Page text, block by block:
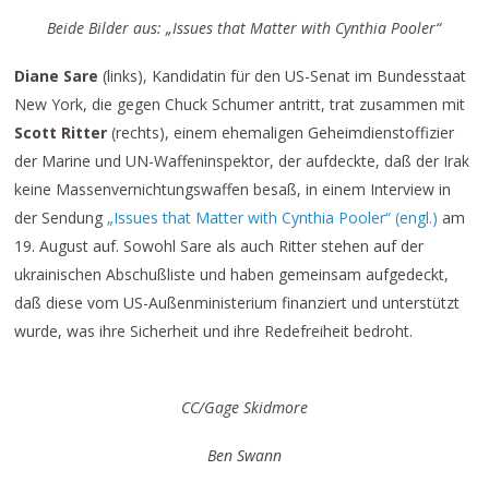
Beide Bilder aus: „Issues that Matter with Cynthia Pooler“
Diane Sare(links), Kandidatin für den US-Senat im Bundesstaat
New York, die gegen Chuck Schumer antritt, trat zusammen mit
Scott Ritter(rechts), einem ehemaligen Geheimdienstoffizier
der Marine und UN-Waffeninspektor, der aufdeckte, daß der Irak
keine Massenvernichtungswaffen besaß, in einem Interview in
der Sendung „Issues that Matter with Cynthia Pooler“ (engl.) am
19. August auf. Sowohl Sare als auch Ritter stehen auf der
ukrainischen Abschußliste und haben gemeinsam aufgedeckt,
daß diese vom US-Außenministerium finanziert und unterstützt
wurde, was ihre Sicherheit und ihre Redefreiheit bedroht.
CC/Gage Skidmore
Ben Swann